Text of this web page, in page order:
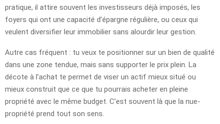
pratique, il attire souvent les investisseurs déjà imposés, les
foyers qui ont une capacité d’épargne régulière, ou ceux qui
veulent diversifier leur immobilier sans alourdir leur gestion.
Autre cas fréquent : tu veux te positionner sur un bien de qualité
dans une zone tendue, mais sans supporter le prix plein. La
décote à l’achat te permet de viser un actif mieux situé ou
mieux construit que ce que tu pourrais acheter en pleine
propriété avec le même budget. C’est souvent là que la nue-
propriété prend tout son sens.